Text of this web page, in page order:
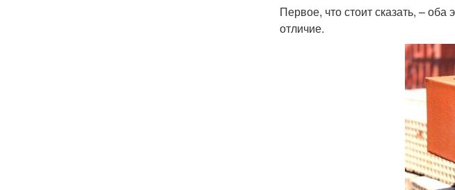
Первое, что стоит сказать, –
отличие.